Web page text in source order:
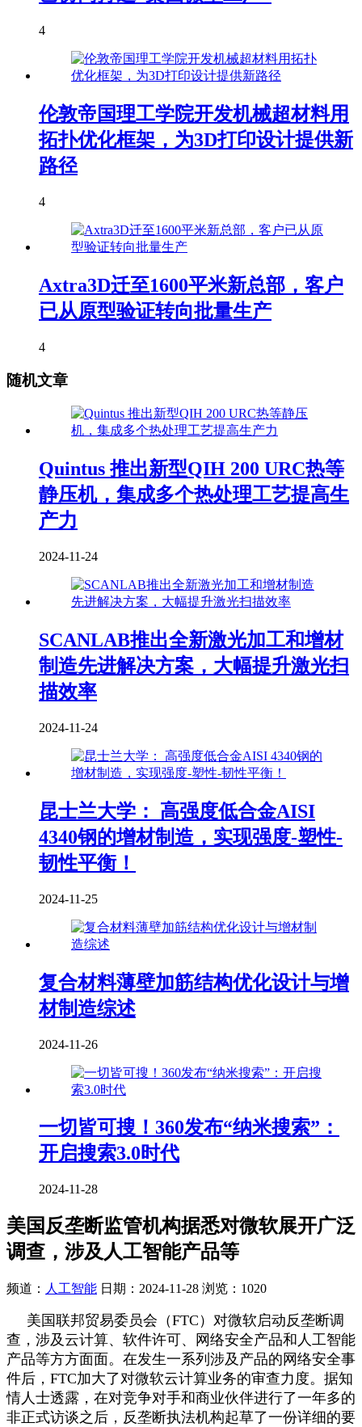
4
伦敦帝国理工学院开发机械超材料用
拓扑优化框架，为3D打印设计提供新
路径
4
Axtra3D迁至1600平米新总部，客户
已从原型验证转向批量生产
4
随机文章
Quintus 推出新型QIH 200 URC热等
静压机，集成多个热处理工艺提高生
产力
2024-11-24
SCANLAB推出全新激光加工和增材
制造先进解决方案，大幅提升激光扫
描效率
2024-11-24
昆士兰大学： 高强度低合金AISI
4340钢的增材制造，实现强度-塑性-
韧性平衡！
2024-11-25
复合材料薄壁加筋结构优化设计与增
材制造综述
2024-11-26
一切皆可搜！360发布“纳米搜索”：
开启搜索3.0时代
2024-11-28
美国反垄断监管机构据悉对微软展开广泛
调查，涉及人工智能产品等
频道： 人工智能 日期： 2024-11-28 浏览：1020
美国联邦贸易委员会（FTC）对微软启动反垄断调
查，涉及云计算、软件许可、网络安全产品和人工智能
产品等方方面面。在发生一系列涉及产品的网络安全事
件后，FTC加大了对微软云计算业务的审查力度。据知
情人士透露，在对竞争对手和商业伙伴进行了一年多的
非正式访谈之后，反垄断执法机构起草了一份详细的要